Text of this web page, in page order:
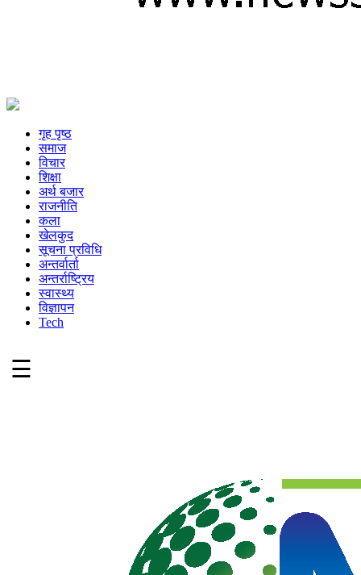
गृह पृष्ठ
समाज
विचार
शिक्षा
अर्थ बजार
राजनीति
कला
खेलकुद
सूचना प्रविधि
अन्तर्वार्ता
अन्तर्राष्ट्रिय
स्वास्थ्य
विज्ञापन
Tech
☰